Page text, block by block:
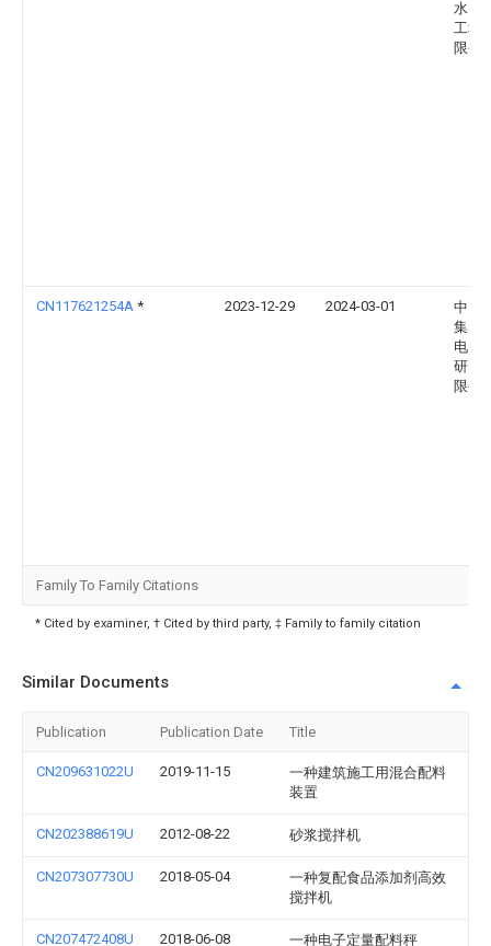
水电
工程
限公
CN117621254A * 2023-12-29 2024-03-01
中国
集团
电力
研究
限公
Family To Family Citations
* Cited by examiner, † Cited by third party, ‡ Family to family citation
Similar Documents
Publication Publication Date Title
CN209631022U 2019-11-15
一种建筑施工用混合配料
装置
CN202388619U 2012-08-22 砂浆搅拌机
CN207307730U 2018-05-04
一种复配食品添加剂高效
搅拌机
CN207472408U 2018-06-08 一种电子定量配料秤